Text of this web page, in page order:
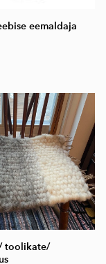
eemaldaja
toolikate/